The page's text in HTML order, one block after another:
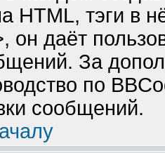
HTML, тэги в
он даёт
За
по
сообщений.